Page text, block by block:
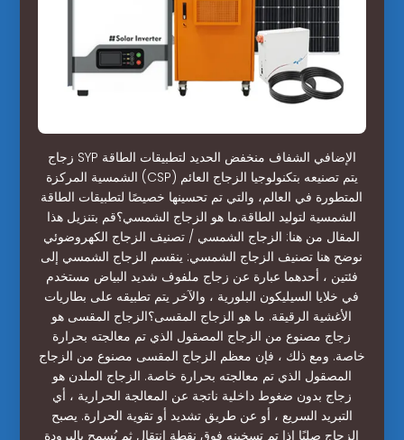
زجاج SYP الإضافي الشفاف منخفض الحديد لتطبيقات الطاقة
الشمسية المركزة (CSP) يتم تصنيعه بتكنولوجيا الزجاج العائم
المتطورة في العالم، والتي تم تحسينها خصيصًا لتطبيقات الطاقة
الشمسية لتوليد الطاقة.ما هو الزجاج الشمسي؟قم بتنزيل هذا
المقال من هنا: الزجاج الشمسي / تصنيف الزجاج الكهروضوئي
نوضح هنا تصنيف الزجاج الشمسي: ينقسم الزجاج الشمسي إلى
فئتين ، أحدهما عبارة عن زجاج ملفوف شديد البياض مستخدم
في خلايا السيليكون البلورية ، والآخر يتم تطبيقه على بطاريات
الأغشية الرقيقة. ما هو الزجاج المقسى؟الزجاج المقسى هو
زجاج مصنوع من الزجاج المصقول الذي تم معالجته بحرارة
خاصة. ومع ذلك ، فإن معظم الزجاج المقسى مصنوع من الزجاج
المصقول الذي تم معالجته بحرارة خاصة. الزجاج الملدن هو
زجاج بدون ضغوط داخلية ناتجة عن المعالجة الحرارية ، أي
التبريد السريع ، أو عن طريق تشديد أو تقوية الحرارة. يصبح
الزجاج صلبًا إذا تم تسخينه فوق نقطة انتقال ثم يُسمح بالبرودة